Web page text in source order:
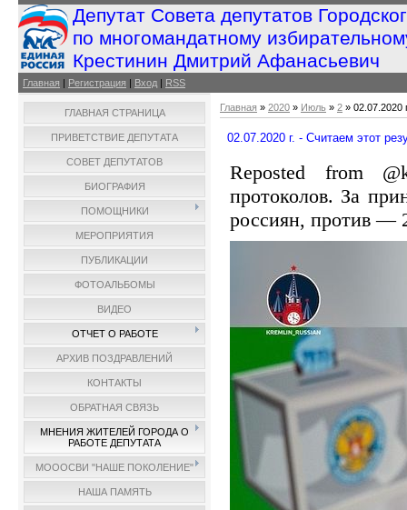
Депутат Совета депутатов
по многомандатному
Крестинин Дмитрий Афанасьевич
Главная | Регистрация | Вход | RSS
ГЛАВНАЯ СТРАНИЦА
ПРИВЕТСТВИЕ ДЕПУТАТА
СОВЕТ ДЕПУТАТОВ
БИОГРАФИЯ
ПОМОЩНИКИ
МЕРОПРИЯТИЯ
ПУБЛИКАЦИИ
ФОТОАЛЬБОМЫ
ВИДЕО
ОТЧЕТ О РАБОТЕ
АРХИВ ПОЗДРАВЛЕНИЙ
КОНТАКТЫ
ОБРАТНАЯ СВЯЗЬ
МНЕНИЯ ЖИТЕЛЕЙ ГОРОДА О
РАБОТЕ ДЕПУТАТА
МОООСВИ "НАШЕ ПОКОЛЕНИЕ"
НАША ПАМЯТЬ
Главная » 2020 » Июль » 2 » 02.07.2020
02.07.2020 г. - Считаем этот
Reposted from
протоколов. За
россиян, против —